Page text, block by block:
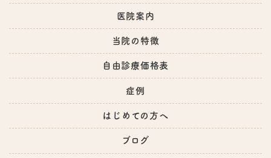
医院案内
当院の特徴
自由診療価格表
症例
はじめての方へ
ブログ